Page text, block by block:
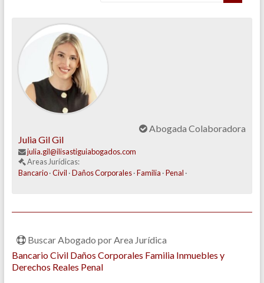
Abogada Colaboradora
Julia Gil Gil
julia.gil@ilisastiguiabogados.com
Areas Jurídicas:
Bancario·Civil ·Daños Corporales·Familia ·Penal ·
Buscar Abogado por Area Jurídica
BancarioCivil Daños Corporales Familia Inmuebles y
Derechos Reales Penal